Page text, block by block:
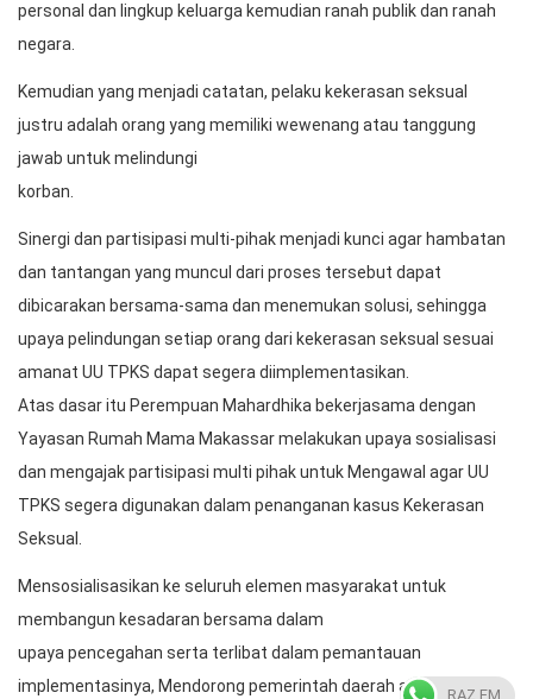
personal dan lingkup keluarga kemudian ranah publik dan ranah
negara.
Kemudian yang menjadi catatan, pelaku kekerasan seksual
justru adalah orang yang memiliki wewenang atau tanggung
jawab untuk melindungi
korban.
Sinergi dan partisipasi multi-pihak menjadi kunci agar hambatan
dan tantangan yang muncul dari proses tersebut dapat
dibicarakan bersama-sama dan menemukan solusi, sehingga
upaya pelindungan setiap orang dari kekerasan seksual sesuai
amanat UU TPKS dapat segera diimplementasikan.
Atas dasar itu Perempuan Mahardhika bekerjasama dengan
Yayasan Rumah Mama Makassar melakukan upaya sosialisasi
dan mengajak partisipasi multi pihak untuk Mengawal agar UU
TPKS segera digunakan dalam penanganan kasus Kekerasan
Seksual.
Mensosialisasikan ke seluruh elemen masyarakat untuk
membangun kesadaran bersama dalam
upaya pencegahan serta terlibat dalam pemantauan
implementasinya, Mendorong pemerintah daerah agar
RAZ FM